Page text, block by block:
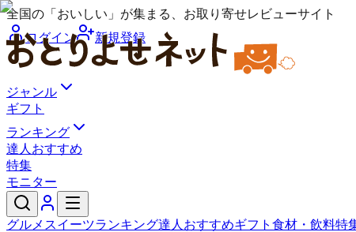
全国の「おいしい」が集まる、お取り寄せレビューサイト
ログイン
新規登録
ジャンル
ギフト
ランキング
達人おすすめ
特集
モニター
グルメ スイーツランキング達人おすすめギフト 食材・飲料特